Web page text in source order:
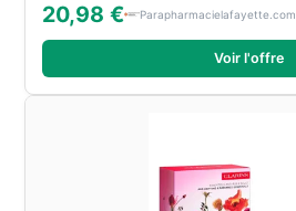
20,98 € Parapharmacielafayette.com
Voir l'offre